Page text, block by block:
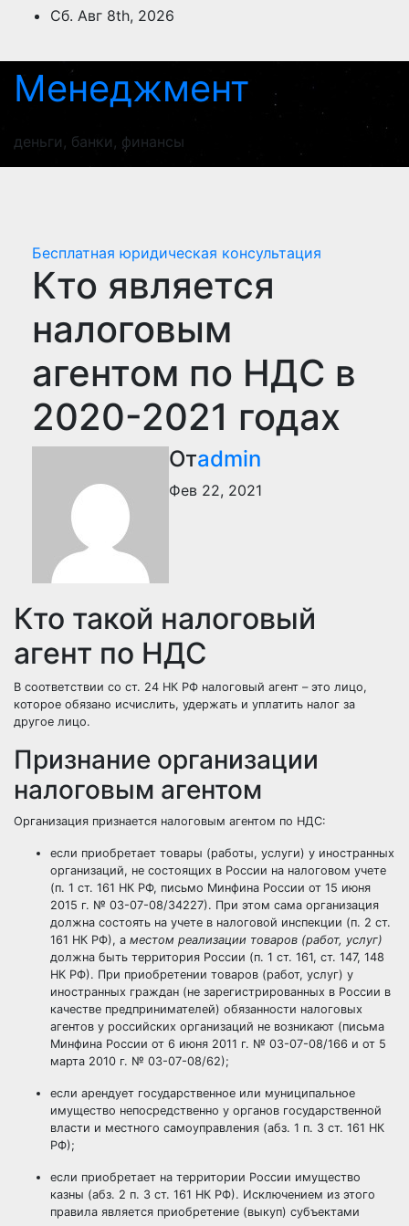
ПерейтиСб. Авг 8th, 2026
Менеджмент
деньги, банки, финансы
Бесплатная юридическая консультация
Кто является
налоговым
агентом по НДС в
2020-2021 годах
Отadmin
Фев 22, 2021
Кто такой налоговый
агент по НДС
В соответствии со ст. 24 НК РФ налоговый агент – это лицо,
которое обязано исчислить, удержать и уплатить налог за
другое лицо.
Признание организации
налоговым агентом
Организация признается налоговым агентом по НДС:
если приобретает товары (работы, услуги) у иностранных
организаций, не состоящих в России на налоговом учете
(п. 1 ст. 161 НК РФ, письмо Минфина России от 15 июня
2015 г. № 03-07-08/34227). При этом сама организация
должна состоять на учете в налоговой инспекции (п. 2 ст.
161 НК РФ), а местом реализации товаров (работ, услуг)
должна быть территория России (п. 1 ст. 161, ст. 147, 148
НК РФ). При приобретении товаров (работ, услуг) у
иностранных граждан (не зарегистрированных в России в
качестве предпринимателей) обязанности налоговых
агентов у российских организаций не возникают (письма
Минфина России от 6 июня 2011 г. № 03-07-08/166 и от 5
марта 2010 г. № 03-07-08/62);
если арендует государственное или муниципальное
имущество непосредственно у органов государственной
власти и местного самоуправления (абз. 1 п. 3 ст. 161 НК
РФ);
если приобретает на территории России имущество
казны (абз. 2 п. 3 ст. 161 НК РФ). Исключением из этого
правила является приобретение (выкуп) субъектами